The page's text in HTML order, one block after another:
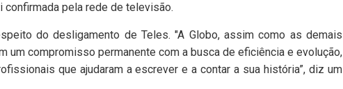
pela rede de televisão.
do desligamento de Teles. "A Globo, assim como as demais
um compromisso permanente com a busca de eficiência e evolução,
que ajudaram a escrever e a contar a sua história”, diz um